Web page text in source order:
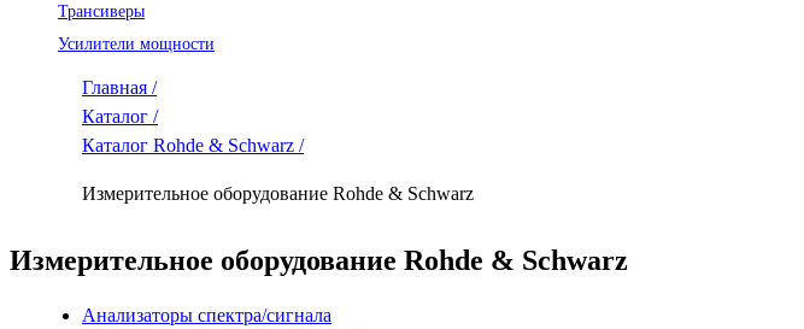
Трансиверы
Усилители мощности
Главная /
Каталог /
Каталог Rohde & Schwarz /
Измерительное оборудование Rohde & Schwarz
Измерительное оборудование Rohde & Schwarz
Анализаторы спектра/сигнала